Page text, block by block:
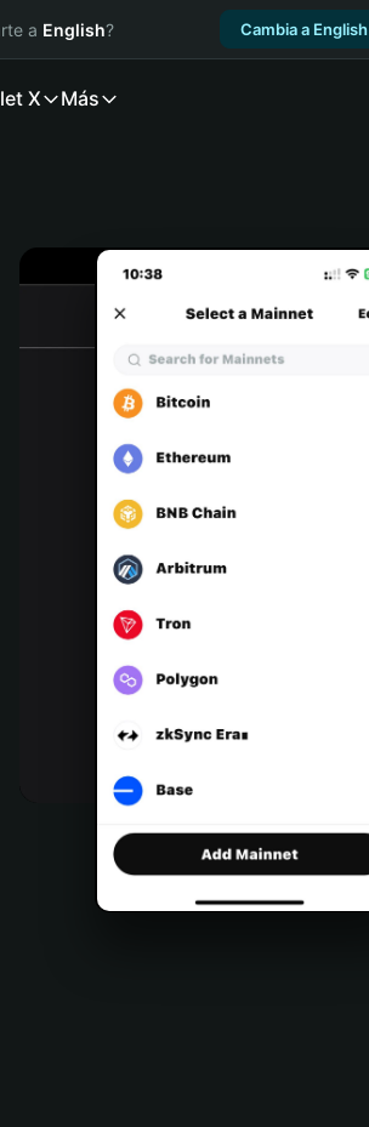
a English? Cambia a English
X Más